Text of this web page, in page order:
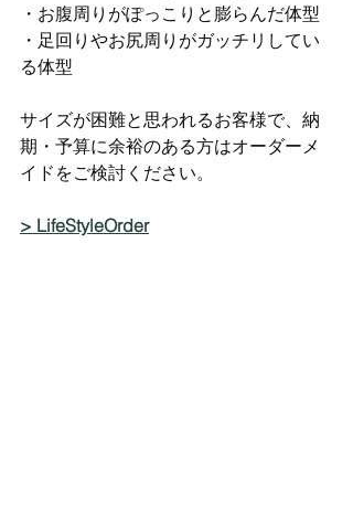
・お腹周りがぽっこりと膨らんだ体型
・足回りやお尻周りがガッチリしてい
る体型
サイズが困難と思われるお客様で、納
期・予算に余裕のある方はオーダーメ
イドをご検討ください。
> LifeStyleOrder